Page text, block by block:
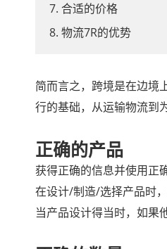
7. 合适的价格
8. 物流7R的优势
简而言之，跨境是在边境
行的基础，从运输物流到
正确的产品
获得正确的信息并使用正
在设计/制造/选择产品时
当产品设计得当时，如果